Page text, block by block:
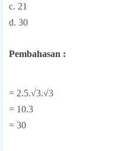
c. 21
d. 30
Pembahasan :
= 2.5.√3.√3
= 10.3
= 30